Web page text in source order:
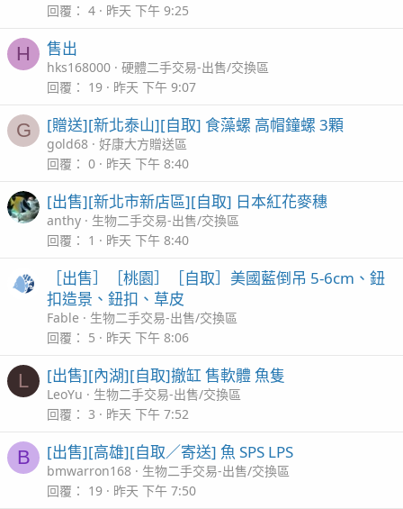
回覆
4 昨天 下午 9:25
H 售出
hks168000
硬體二手交易-出售/交換區
回覆
19 昨天 下午 9:07
G [贈送][新北泰山][自取] 食藻螺 高帽鐘螺 3顆
gold68
好康大方贈送區
回覆
0 昨天 下午 8:40
[出售][新北市新店區][自取] 日本紅花麥穗
anthy
生物二手交易-出售/交換區
回覆
1 昨天 下午 8:40
［出售］［桃園］［自取］美國藍倒吊 5-6cm、鈕
扣造景、鈕扣、草皮
Fable
生物二手交易-出售/交換區
回覆
5 昨天 下午 8:06
L [出售][內湖][自取]撤缸 售軟體 魚隻
LeoYu
生物二手交易-出售/交換區
回覆
3 昨天 下午 7:52
B [出售][高雄][自取／寄送] 魚 SPS LPS
bmwarron168
生物二手交易-出售/交換區
回覆
19 昨天 下午 7:50